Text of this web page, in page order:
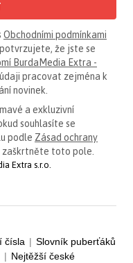
Obchodními podmínkami
že jste se
BurdaMedia Extra -
údaji pracovat zejména k
novinek.
a exkluzivní
souhlasíte se
podle Zásad ochrany
zaškrtněte toto pole.
Extra s.r.o.
čísla | Slovník puberťáků
| Nejtěžší české